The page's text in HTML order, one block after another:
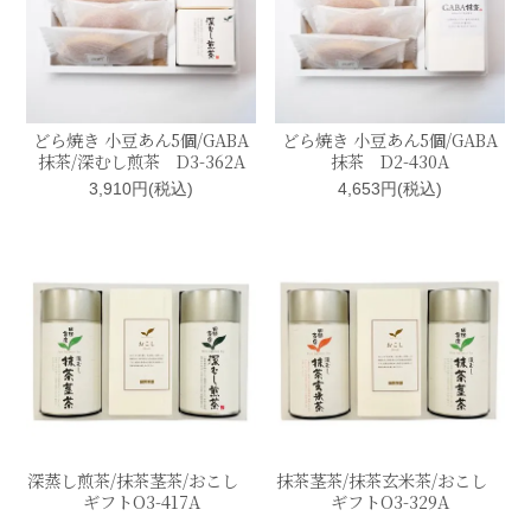
どら焼き 小豆あん5個/GABA
抹茶/深むし煎茶 D3-362A
3,910円(税込)
どら焼き 小豆あん5個/GABA
抹茶 D2-430A
4,653円(税込)
深蒸し煎茶/抹茶茎茶/おこし
ギフトO3-417A
抹茶茎茶/抹茶玄米茶/おこし
ギフトO3-329A